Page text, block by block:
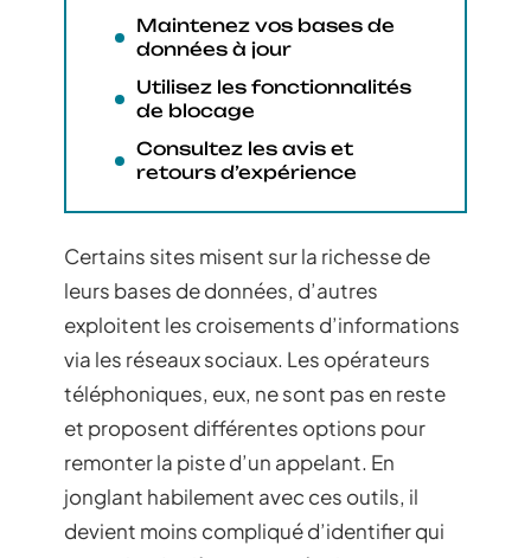
Maintenez vos bases de
données à jour
Utilisez les fonctionnalités
de blocage
Consultez les avis et
retours d’expérience
Certains sites misent sur la richesse de
leurs bases de données, d’autres
exploitent les croisements d’informations
via les réseaux sociaux. Les opérateurs
téléphoniques, eux, ne sont pas en reste
et proposent différentes options pour
remonter la piste d’un appelant. En
jonglant habilement avec ces outils, il
devient moins compliqué d’identifier qui